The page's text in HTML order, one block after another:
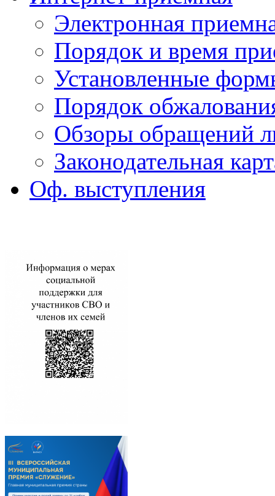
Электронная
Порядок и время
Установленные
Порядок
Обзоры обращений
Законодательная
Оф. выступления